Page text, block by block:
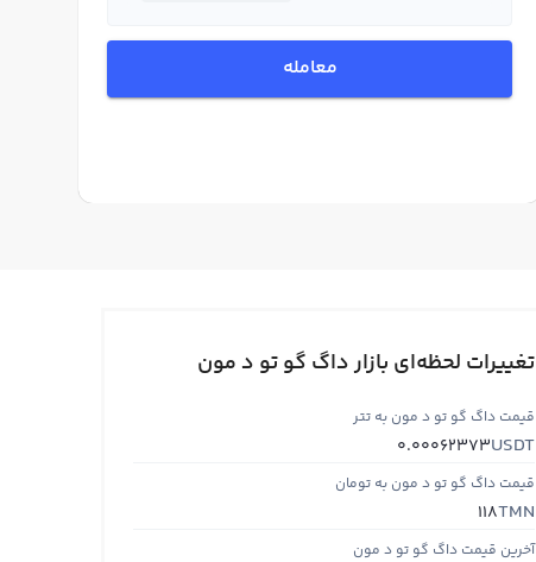
معامله
تغییرات لحظه‌ای بازار داگ گو تو د مون
قیمت داگ گو تو د مون به تتر
USDT
0.00062373
قیمت داگ گو تو د مون به تومان
TMN
118
آخرین قیمت داگ گو تو د مون